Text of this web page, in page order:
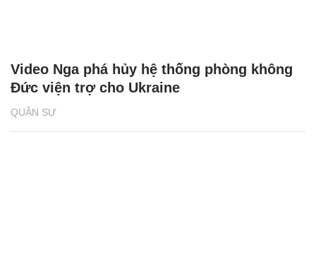
QUÂN SỰ
Video Nga phá hủy hệ thống phòng không
Đức viện trợ cho Ukraine